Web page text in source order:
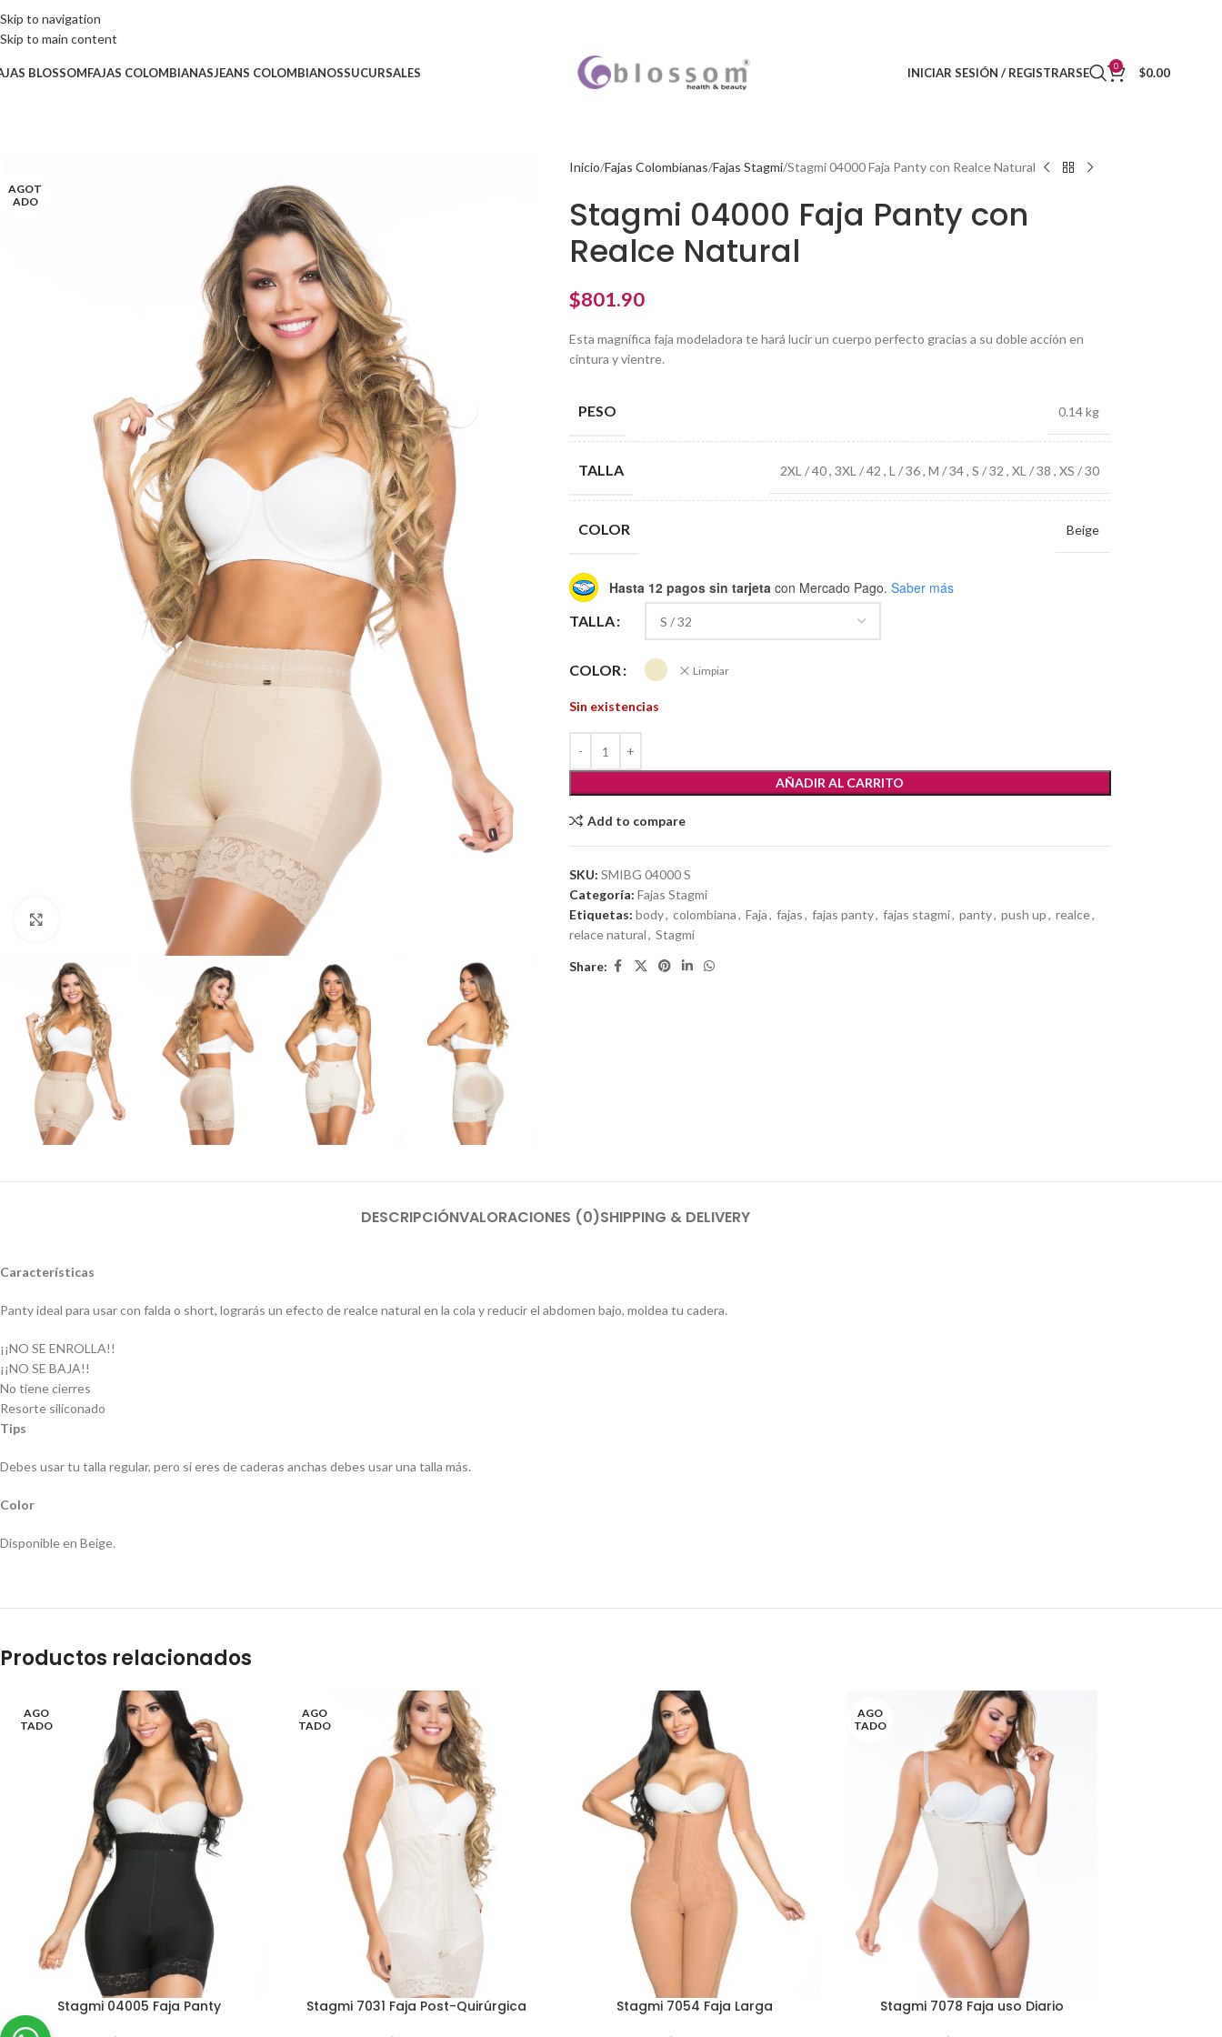
Skip to navigation
Skip to main content
BLOSSOMFAJAS COLOMBIANASJEANS COLOMBIANOSSUCURSALES INICIAR SESIÓN / REGISTRARSE 0 $0.00
AGOT
ADO
Inicio Fajas Colombianas Fajas Stagmi Stagmi 04000 Faja Panty con Realce Natural
Stagmi 04000 Faja Panty con
Realce Natural
$801.90
Esta magnífica faja modeladora te hará lucir un cuerpo perfecto gracias a su doble acción en
cintura y vientre.
PESO 0.14 kg
TALLA 2XL / 40, 3XL / 42 , L / 36, M / 34, S / 32 , XL / 38 , XS / 30
COLOR Beige
Hasta 12 pagos sin tarjeta con Mercado Pago. Saber más
TALLA
COLOR Limpiar
Sin existencias
AÑADIR AL CARRITO
Add to compare
SKU: SMIBG 04000 S
Categoría: Fajas Stagmi
Etiquetas: body, colombiana, Faja, fajas, fajas panty, fajas stagmi, panty, push up, realce,
relace natural, Stagmi
Share:
DESCRIPCIÓNVALORACIONES (0)SHIPPING & DELIVERY
Características
Panty ideal para usar con falda o short, lograrás un efecto de realce natural en la cola y reducir el abdomen bajo, moldea tu cadera.
¡¡NO SE ENROLLA!!
¡¡NO SE BAJA!!
No tiene cierres
Resorte siliconado
Tips
Debes usar tu talla regular, pero si eres de caderas anchas debes usar una talla más.
Color
Disponible en Beige.
Productos relacionados
AGO
TADO
Stagmi 04005 Faja Panty
AGO
TADO
Stagmi 7031 Faja Post-Quirúrgica Stagmi 7054 Faja Larga
AGO
TADO
Stagmi 7078 Faja uso Diario